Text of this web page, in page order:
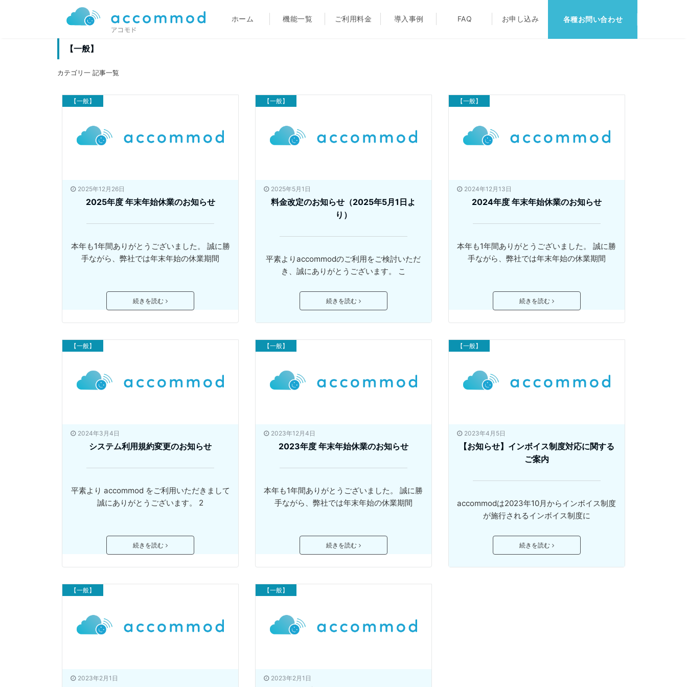
ホーム 機能一覧 ご利用料金 導入事例 FAQ お申し込み 各種お問い合わせ
【一般】
カテゴリ一 記事一覧
【一般】
2025年12月26日
2025年度 年末年始休業のお知らせ
本年も1年間ありがとうございました。 誠に勝
手ながら、弊社では年末年始の休業期間
続きを読む
【一般】
2025年5月1日
料金改定のお知らせ（2025年5月1日よ
り）
平素よりaccommodのご利用をご検討いただ
き、誠にありがとうございます。 こ
続きを読む
【一般】
2024年12月13日
2024年度 年末年始休業のお知らせ
本年も1年間ありがとうございました。 誠に勝
手ながら、弊社では年末年始の休業期間
続きを読む
【一般】
2024年3月4日
システム利用規約変更のお知らせ
平素より accommod をご利用いただきまして
誠にありがとうございます。 2
続きを読む
【一般】
2023年12月4日
2023年度 年末年始休業のお知らせ
本年も1年間ありがとうございました。 誠に勝
手ながら、弊社では年末年始の休業期間
続きを読む
【一般】
2023年4月5日
【お知らせ】インボイス制度対応に関する
ご案内
accommodは2023年10月からインボイス制度
が施行されるインボイス制度に
続きを読む
【一般】
2023年2月1日
【一般】
2023年2月1日